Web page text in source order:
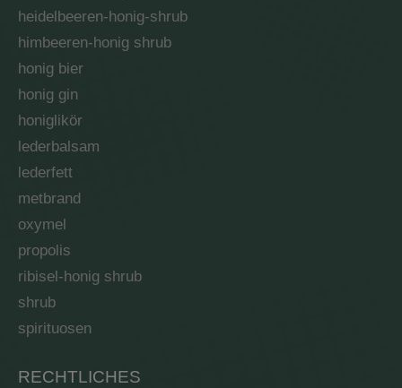
heidelbeeren-honig-shrub
himbeeren-honig shrub
honig bier
honig gin
honiglikör
lederbalsam
lederfett
metbrand
oxymel
propolis
ribisel-honig shrub
shrub
spirituosen
RECHTLICHES